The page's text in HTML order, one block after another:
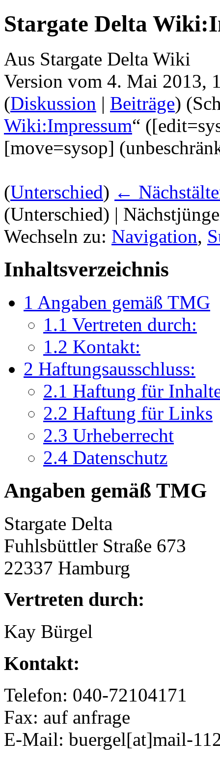
Stargate Delta
Aus Stargate Delta Wiki
Version vom 4. Mai 2013,
(Diskussion | Beiträge)
Wiki:Impressum“
‎[move=sysop]
(Unterschied) ←
(Unterschied) |
Wechseln zu: Navigation,
Inhaltsverzeichnis
1 Angaben gemäß TMG
1.1 Vertreten durch:
1.2 Kontakt:
2 Haftungsausschluss:
2.1 Haftung für
2.2 Haftung für Links
2.3 Urheberrecht
2.4 Datenschutz
Angaben gemäß TMG
Stargate Delta
Fuhlsbüttler Straße 673
22337 Hamburg
Vertreten durch:
Kay Bürgel
Kontakt:
Telefon: 040-72104171
Fax: auf anfrage
E-Mail: buergel[at]mail-